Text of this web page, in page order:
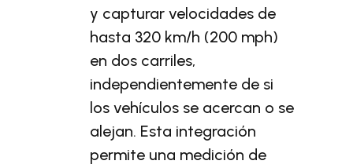
y capturar velocidades de
hasta 320 km/h (200 mph)
en dos carriles,
independientemente de si
los vehículos se acercan o se
alejan. Esta integración
permite una medición de